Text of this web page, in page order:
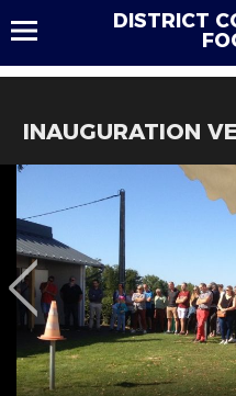
DISTRICT
INAUGURATION